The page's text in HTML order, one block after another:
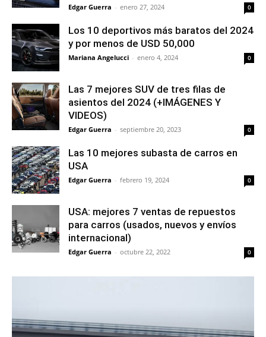
Edgar Guerra - enero 27, 2024 0
Los 10 deportivos más baratos del 2024
y por menos de USD 50,000
Mariana Angelucci - enero 4, 2024 0
Las 7 mejores SUV de tres filas de
asientos del 2024 (+IMÁGENES Y
VIDEOS)
Edgar Guerra - septiembre 20, 2023 0
Las 10 mejores subasta de carros en
USA
Edgar Guerra - febrero 19, 2024 0
USA: mejores 7 ventas de repuestos
para carros (usados, nuevos y envíos
internacional)
Edgar Guerra - octubre 22, 2022 0